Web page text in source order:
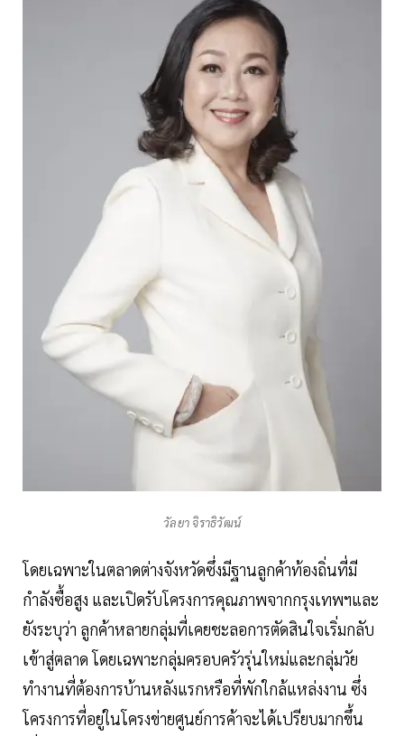
วัลยา จิราธิวัฒน์
โดยเฉพาะในตลาดต่างจังหวัดซึ่งมีฐานลูกค้าท้องถิ่นที่มี
กำลังซื้อสูง และเปิดรับโครงการคุณภาพจากกรุงเทพฯและ
ยังระบุว่า ลูกค้าหลายกลุ่มที่เคยชะลอการตัดสินใจเริ่มกลับ
เข้าสู่ตลาด โดยเฉพาะกลุ่มครอบครัวรุ่นใหม่และกลุ่มวัย
ทำงานที่ต้องการบ้านหลังแรกหรือที่พักใกล้แหล่งงาน ซึ่ง
โครงการที่อยู่ในโครงข่ายศูนย์การค้าจะได้เปรียบมากขึ้น